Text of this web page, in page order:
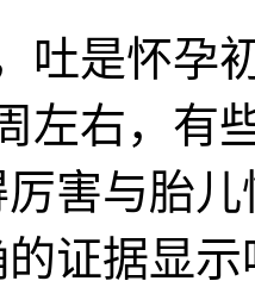
是怀孕初
左右，有
害与胎
证据显